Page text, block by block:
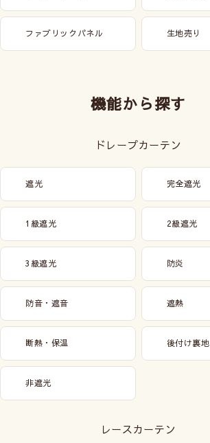
ファブリックパネル 生地売り
機能から探す
ドレープカーテン
遮光 完全遮光
1級遮光 2級遮光
3級遮光 防炎
防音・遮音 遮熱
断熱・保温 後付け裏地
非遮光
レースカーテン